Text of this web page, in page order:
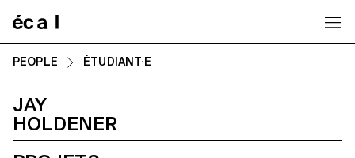
PEOPLE ÉTUDIANT·E
JAY
HOLDENER